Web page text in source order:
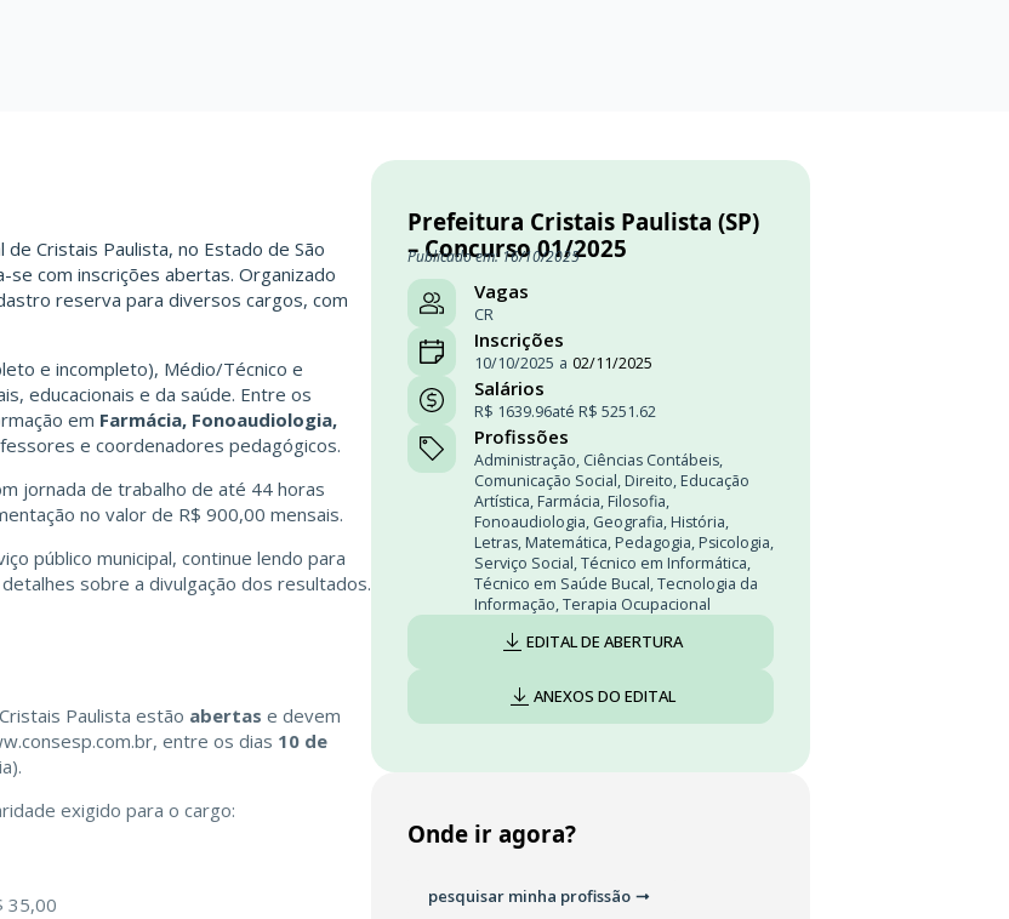
Cristais Paulista, no Estado de São
com inscrições abertas. Organizado
reserva para diversos cargos, com
e incompleto), Médio/Técnico e
educacionais e da saúde. Entre os
em Farmácia, Fonoaudiologia,
e coordenadores pedagógicos.
jornada de trabalho de até 44 horas
no valor de R$ 900,00 mensais.
público municipal, continue lendo para
sobre a divulgação dos resultados.
Paulista estão abertas e devem
, entre os dias 10 de
exigido para o cargo:
35,00
Prefeitura Cristais Paulista (SP)
– Concurso 01/2025
Publicado em: 16/10/2025
Vagas
CR
Inscrições
10/10/2025 a 02/11/2025
Salários
R$ 1639.96até R$ 5251.62
Profissões
Administração, Ciências Contábeis,
Comunicação Social, Direito, Educação
Artística, Farmácia, Filosofia,
Fonoaudiologia, Geografia, História,
Letras, Matemática, Pedagogia, Psicologia,
Serviço Social,Técnico em Informática,
Técnico em Saúde Bucal,Tecnologia da
Informação,Terapia Ocupacional
EDITAL DE ABERTURA
ANEXOS DO EDITAL
Onde ir agora?
pesquisar minha profissão